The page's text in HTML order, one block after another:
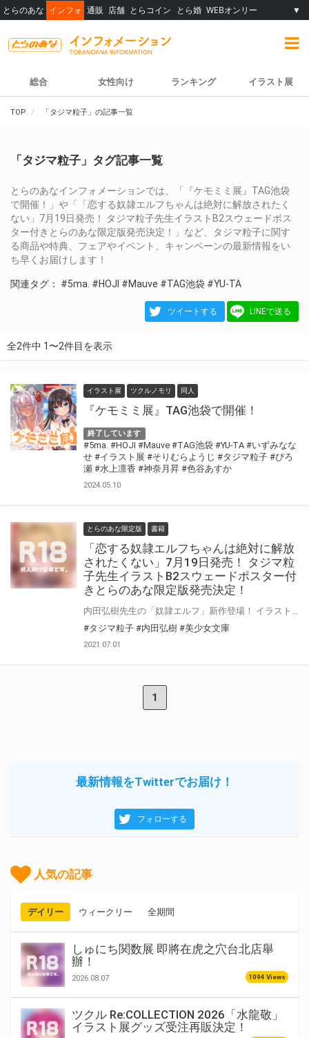
とらのあな インフォ 通販 店舗 とらコイン とら婚 WEBオンリー ▼
総合 女性向け ランキング イラスト展
TOP 「タジマ粒子」の記事一覧
「タジマ粒子」タグ記事一覧
とらのあなインフォメーションでは、「『ケモミミ展』TAG池袋
で開催！」や「「恋する奴隷エルフちゃんは絶対に解放されたく
ない」7月19日発売！ タジマ粒子先生イラストB2スウェードポス
ター付きとらのあな限定版発売決定！」など、タジマ粒子に関す
る商品や特典、フェアやイベント、キャンペーンの最新情報をい
ち早くお届けします！
関連タグ： #5ma. #HOJI #Mauve #TAG池袋 #YU-TA
ツイートする LINEで送る
全2件中 1〜2件目を表示
イラスト展 ツクルノモリ 同人
『ケモミミ展』TAG池袋で開催！
終了しています
#5ma. #HOJI #Mauve #TAG池袋 #YU-TA #いずみなな
せ #イラスト展 #そりむらようじ #タジマ粒子 #ぴろ
瀬 #水上凛香 #神奈月昇 #色谷あすか
2024.05.10
とらのあな限定版 書籍
「恋する奴隷エルフちゃんは絶対に解放
されたくない」7月19日発売！ タジマ粒
子先生イラストB2スウェードポスター付
きとらのあな限定版発売決定！
#タジマ粒子 #内田弘樹 #美少女文庫
2021.07.01
1
最新情報をTwitterでお届け！
フォローする
人気の記事
デイリー ウィークリー 全期間
しゅにち関数展 即將在虎之穴台北店舉
辦！
2026.08.07 1094 Views
ツクル Re:COLLECTION 2026「水龍敬」
イラスト展グッズ受注再販決定！